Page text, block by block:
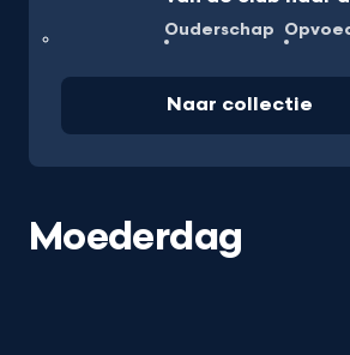
Ouderschap
Naar collectie
Moederdag